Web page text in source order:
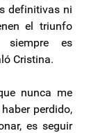
definitivas ni
el triunfo
siempre es
Cristina.
nunca me
perdido,
es seguir